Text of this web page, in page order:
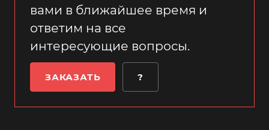
вами в ближайшее время и
ответим на все
интересующие вопросы.
ЗАКАЗАТЬ ?